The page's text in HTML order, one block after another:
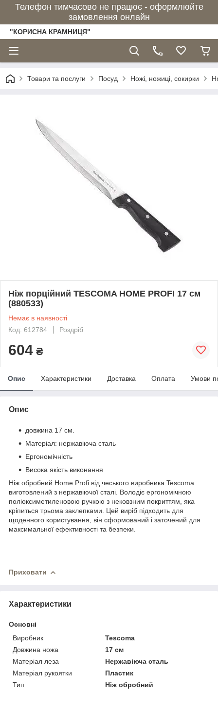
Телефон тимчасово не працює - оформлюйте
замовлення онлайн
"КОРИСНА КРАМНИЦЯ"
Товари та послуги Посуд Ножі, ножиці, сокирки
Ніж порційний TESCOMA HOME PROFI 17 см
(880533)
Немає в наявності
Код: 612784
Роздріб
604 ₴
Опис Характеристики Доставка Оплата Умови
Опис
довжина 17 см.
Матеріал: нержавіюча сталь
Ергономічність
Висока якість виконання
Ніж обробний Home Profi від чеського виробника Tescoma
виготовлений з нержавіючої сталі. Володіє ергономічною
поліоксиметиленовою ручкою з нековзним покриттям, яка
кріпиться трьома заклепками. Цей виріб підходить для
щоденного користування, він сформований і заточений для
максимальної ефективності та безпеки.
Приховати
Характеристики
Основні
Виробник
Tescoma
Довжина ножа
17 см
Матеріал леза
Нержавіюча сталь
Матеріал рукоятки
Пластик
Тип
Ніж обробний